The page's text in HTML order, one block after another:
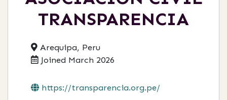
TRANSPARENCIA
Arequipa, Peru
Joined March 2026
https://transparencia.org.pe/